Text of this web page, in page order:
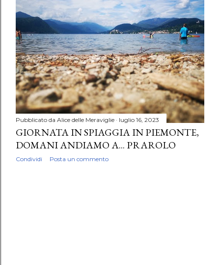
Pubblicato da Alice delle Meraviglie luglio 16, 2023
GIORNATA IN SPIAGGIA IN PIEMONTE,
DOMANI ANDIAMO A... PRAROLO
Condividi Posta un commento